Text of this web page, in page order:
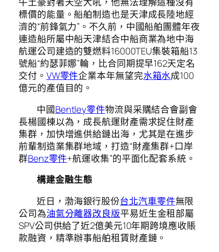
標價的能量。船舶制造也是天津成長陸地經
濟的“前鋒氣力”。不久前，中國船舶團體年夜
連造船所屬中船天津結合中船商業為地中海
航運公司建造的雙燃料16000TEU集裝箱船13
號船“約瑟菲娜”輪，比合同期提早162天定名
交付。 VW零件企業本年無望完水箱水成100
億元的產值目的。
中國Bentley零件物流與采購結合會副會
長楊國棟以為，成長航運財產需求捉住財產
集群，加快增進供給鏈出海，尤其是在進步
前輩制造業集群地域，打造“財產集群+口岸
群Benz零件+航運收集”的平面化配套系統。
構建金融生態
近日，渤海銀行股份台北汽車零件無限
公司為油氣分離器改良版平易近生金租部屬
SPV公司供給了近2億美元10年期跨境應收賬
款融資，精準辦事船舶租賃財產鏈。